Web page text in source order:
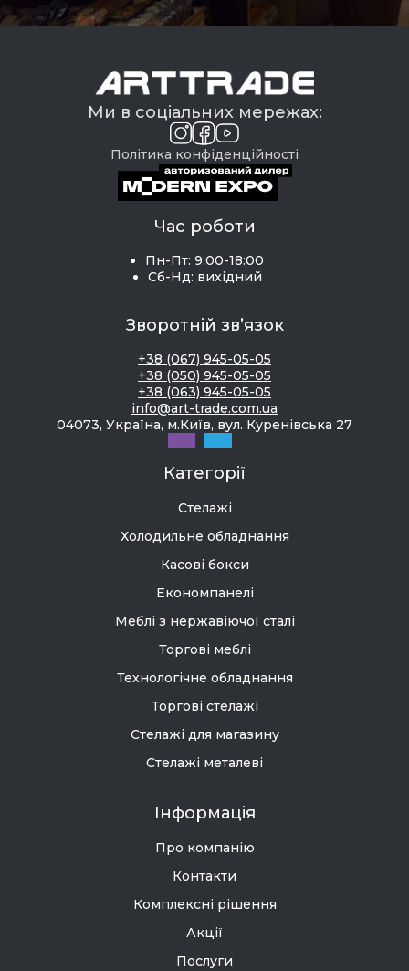
Ми в соціальних мережах:
Політика конфіденційності
Час роботи
Пн-Пт: 9:00-18:00
Сб-Нд: вихідний
Зворотній зв’язок
+38 (067) 945-05-05
+38 (050) 945-05-05
+38 (063) 945-05-05
info@art-trade.com.ua
04073, Україна, м.Київ, вул. Куренівська 27
Категорії
Стелажі
Холодильне обладнання
Касові бокси
Економпанелі
Меблі з нержавіючої сталі
Торгові меблі
Технологічне обладнання
Торгові стелажі
Стелажі для магазину
Стелажі металеві
Інформація
Про компанію
Контакти
Комплексні рішення
Акції
Послуги